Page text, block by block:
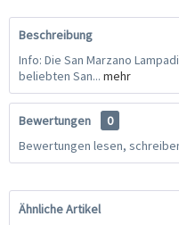
Beschreibung
Info: Die San Marzano
beliebten San... mehr
Bewertungen
0
Bewertungen lesen,
Ähnliche Artikel